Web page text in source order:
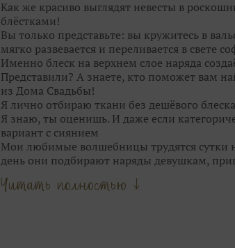
Как же красиво выглядят невесты в
блёстками!
Вы только представьте: вы кружитесь в
мягко развевается и переливается в свете
Именно блеск на верхнем слое наряда
Представили? А знаете, кто поможет вам
из Дома Свадьбы!
Я лично отбираю ткани без дешёвого
Я знаю, ты оценишь. И даже если
вариант с сиянием
Мои любимые волшебницы трудятся сутки
день они подбирают наряды девушкам,
Они точно знаю, кому идёт мягкий блеск
Мои феечки не только находят для вас
Читать полностью ↓